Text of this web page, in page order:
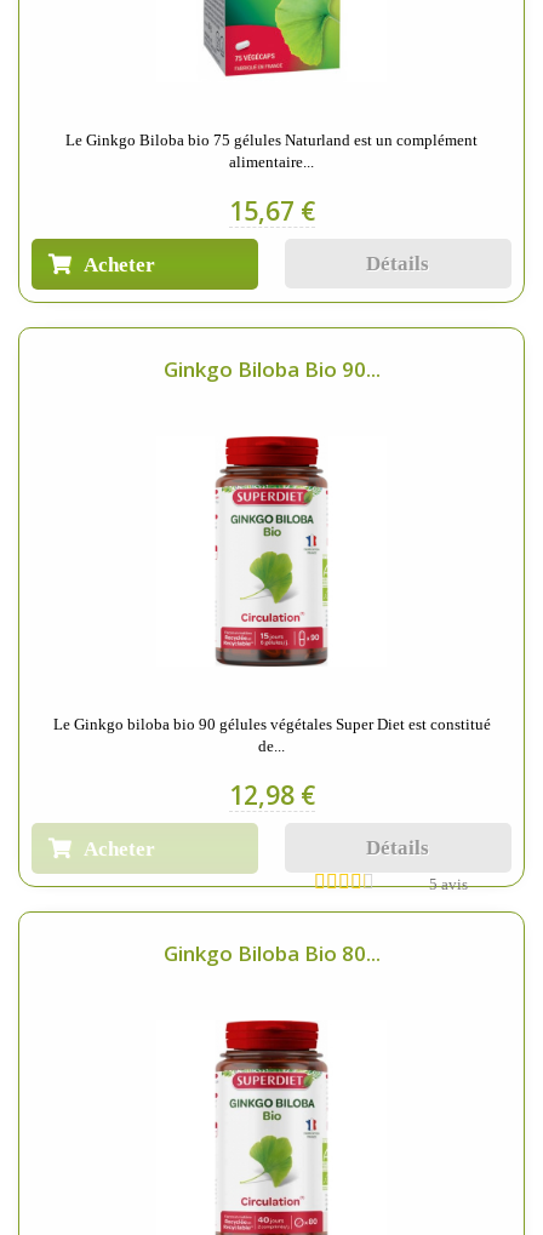
Le Ginkgo Biloba bio 75 gélules Naturland est un complément
alimentaire...
15,67 €
Acheter Détails
Ginkgo Biloba Bio 90...
Le Ginkgo biloba bio 90 gélules végétales Super Diet est constitué
de...
12,98 €
Acheter Détails
5 avis
Ginkgo Biloba Bio 80...